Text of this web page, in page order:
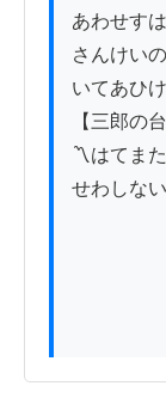
あわせすは
さんけい
いてあひ
【三郎の
〽はてま
せわしない